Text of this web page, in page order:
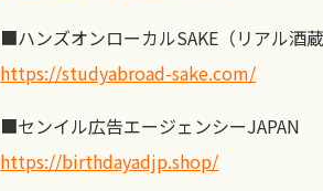
■ハンズオンローカルSAKE（リアル酒蔵
https://studyabroad-sake.com/
■センイル広告エージェンシーJAPAN
https://birthdayadjp.shop/